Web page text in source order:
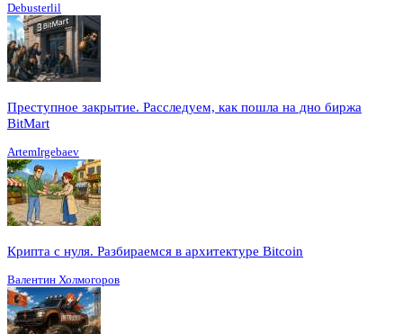
Debusterlil
Преступное закрытие. Расследуем, как пошла на дно биржа
BitMart
ArtemIrgebaev
Крипта с нуля. Разбираемся в архитектуре Bitcoin
Валентин Холмогоров